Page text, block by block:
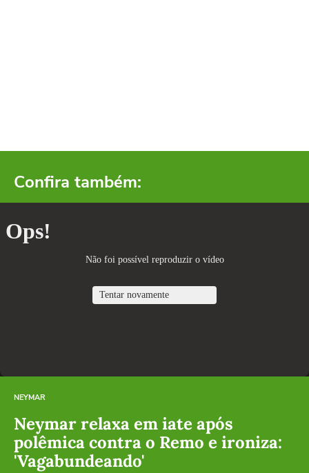
Confira também:
NEYMAR
Neymar relaxa em iate após
polêmica contra o Remo e ironiza:
'Vagabundeando'